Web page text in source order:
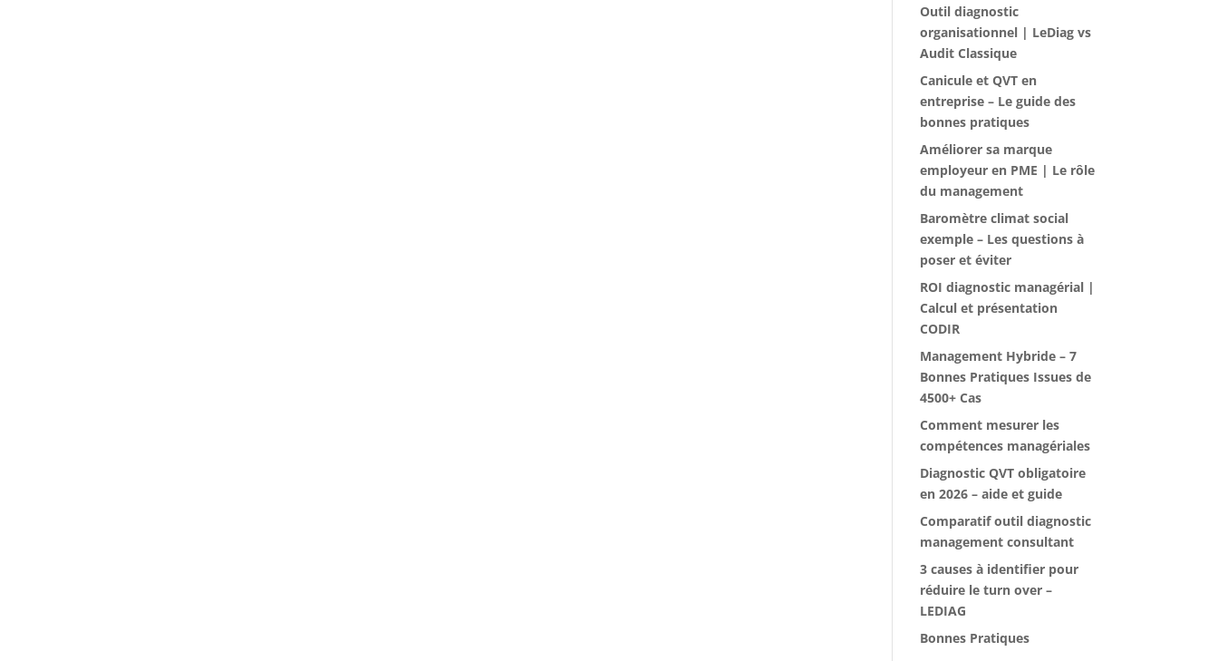
Outil diagnostic
organisationnel | LeDiag vs
Audit Classique
Canicule et QVT en
entreprise – Le guide des
bonnes pratiques
Améliorer sa marque
employeur en PME | Le rôle
du management
Baromètre climat social
exemple – Les questions à
poser et éviter
ROI diagnostic managérial |
Calcul et présentation
CODIR
Management Hybride – 7
Bonnes Pratiques Issues de
4500+ Cas
Comment mesurer les
compétences managériales
Diagnostic QVT obligatoire
en 2026 – aide et guide
Comparatif outil diagnostic
management consultant
3 causes à identifier pour
réduire le turn over –
LEDIAG
Bonnes Pratiques